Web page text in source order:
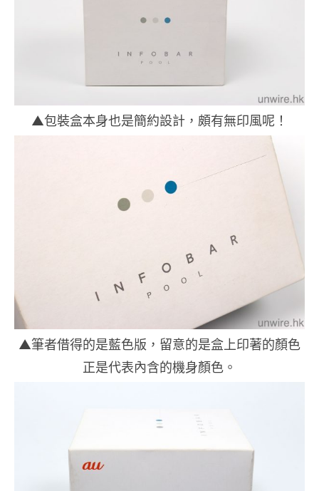
▲包裝盒本身也是簡約設計，頗有無印風呢！
▲筆者借得的是藍色版，留意的是盒上印著的顏色
正是代表內含的機身顏色。